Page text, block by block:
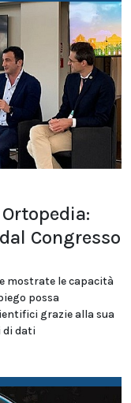
Congresso
mostrate le capacità
possa
grazie alla sua
di dati